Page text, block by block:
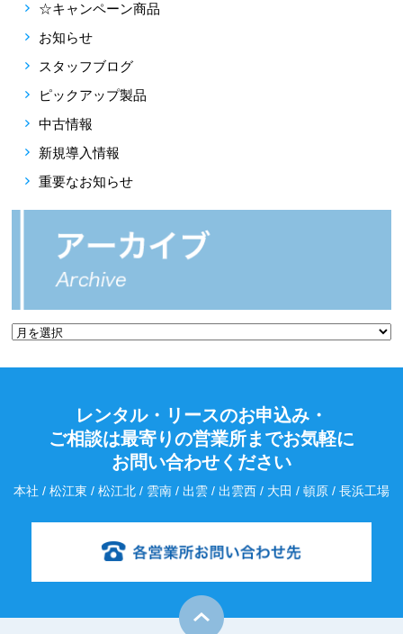
☆キャンペーン商品
お知らせ
スタッフブログ
ピックアップ製品
中古情報
新規導入情報
重要なお知らせ
レンタル・リースのお申込み・
ご相談は最寄りの営業所までお気軽に
お問い合わせください
本社 / 松江東 / 松江北 / 雲南 / 出雲 / 出雲西 / 大田 / 頓原 / 長浜工場